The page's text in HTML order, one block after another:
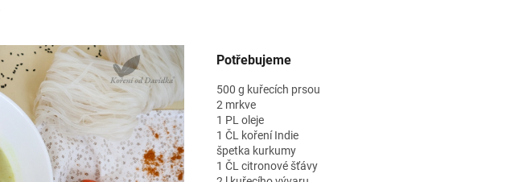
Potřebujeme
500 g kuřecích prsou
2 mrkve
1 PL oleje
1 ČL koření Indie
špetka kurkumy
1 ČL citronové šťávy